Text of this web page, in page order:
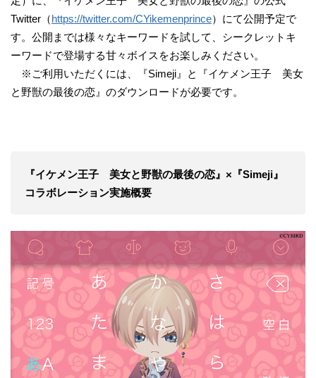
Twitter（https://twitter.com/CYikemenprince）にて公開予定で
す。公開までは様々なキーワードを試して、シークレットキ
ーワードで登場する甘々ボイスをお楽しみください。
※ご利用いただくには、『Simeji』と『イケメン王子 美女
と野獣の最後の恋』のダウンロードが必要です。
『イケメン王子 美女と野獣の最後の恋』×『Simeji』
コラボレーション実施概要